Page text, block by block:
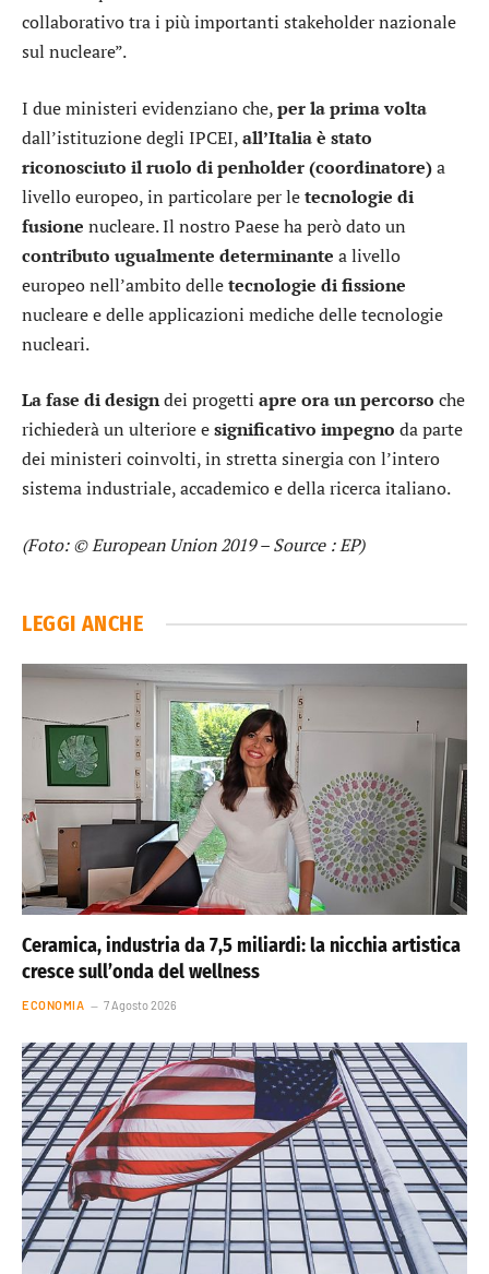
collaborativo tra i più importanti stakeholder nazionale
sul nucleare”.
I due ministeri evidenziano che,per la prima volta
dall’istituzione degli IPCEI,all’Italia è stato
riconosciuto il ruolo di penholder (coordinatore)a
livello europeo, in particolare per letecnologie di
fusione nucleare. Il nostro Paese ha però dato un
contributo ugualmente determinante a livello
europeo nell’ambito delletecnologie di fissione
nucleare e delle applicazioni mediche delle tecnologie
nucleari.
La fase di designdei progetti apre ora un percorso che
richiederà un ulteriore esignificativo impegno da parte
dei ministeri coinvolti, in stretta sinergia con l’intero
sistema industriale, accademico e della ricerca italiano.
(Foto: © European Union 2019 – Source : EP)
LEGGI ANCHE
Ceramica, industria da 7,5 miliardi: la nicchia artistica
cresce sull’onda del wellness
ECONOMIA 7 Agosto 2026